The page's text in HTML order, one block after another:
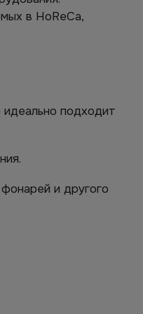
в HoReCa,
идеально подходит
и другого